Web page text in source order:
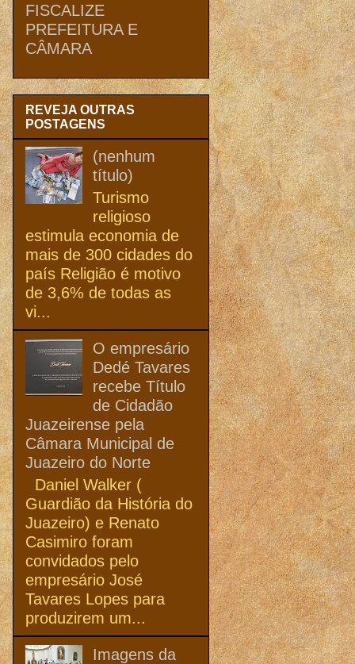
FISCALIZE
PREFEITURA E
CÂMARA
REVEJA OUTRAS
POSTAGENS
(nenhum
título)
Turismo
religioso
estimula economia de
mais de 300 cidades do
país Religião é motivo
de 3,6% de todas as
vi...
O empresário
Dedé Tavares
recebe Título
de Cidadão
Juazeirense pela
Câmara Municipal de
Juazeiro do Norte
Daniel Walker (
Guardião da História do
Juazeiro) e Renato
Casimiro foram
convidados pelo
empresário José
Tavares Lopes para
produzirem um...
Imagens da